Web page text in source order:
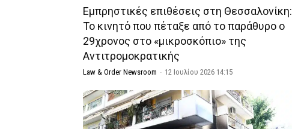
Εμπρηστικές επιθέσεις στη Θεσσαλονίκη:
Το κινητό που πέταξε από το παράθυρο ο
29χρονος στο «μικροσκόπιο» της
Αντιτρομοκρατικής
Law & Order Newsroom - 12 Ιουλίου 2026 14:15